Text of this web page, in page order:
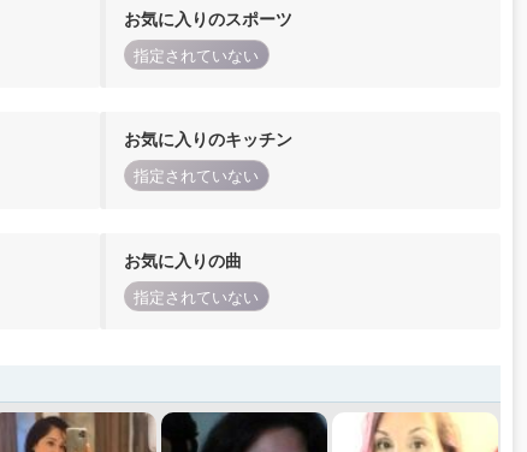
お気に入りのスポーツ
指定されていない
お気に入りのキッチン
指定されていない
お気に入りの曲
指定されていない